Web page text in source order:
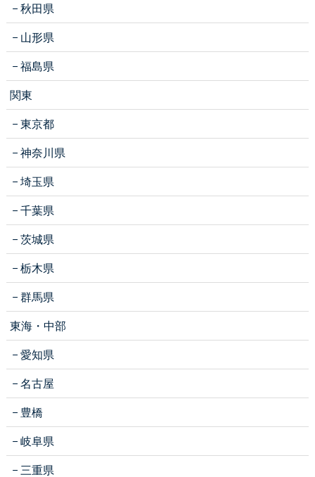
秋田県
山形県
福島県
関東
東京都
神奈川県
埼玉県
千葉県
茨城県
栃木県
群馬県
東海・中部
愛知県
名古屋
豊橋
岐阜県
三重県